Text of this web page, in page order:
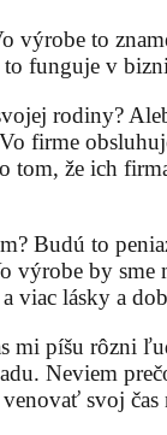
výrobe to
to funguje v
rodiny?
firme
že ich
Budú to
výrobe by
viac lásky a
píšu rôzni
Neviem
svoj